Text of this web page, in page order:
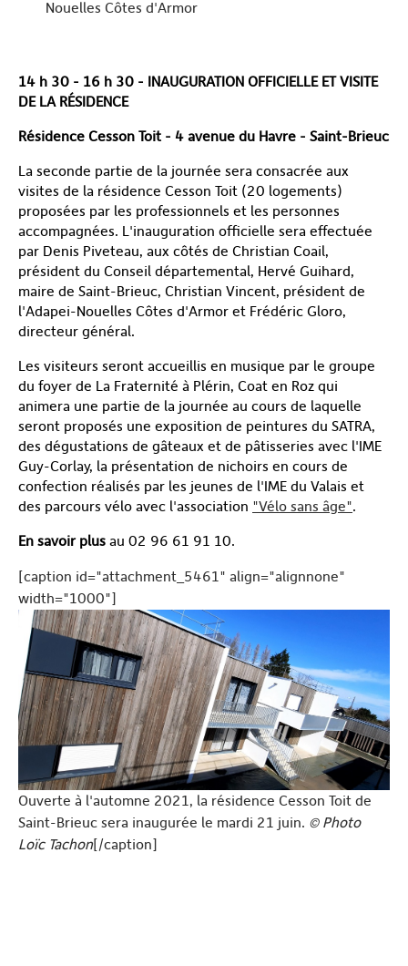
Nouelles Côtes d'Armor
14 h 30 - 16 h 30 - INAUGURATION OFFICIELLE ET VISITE
DE LA RÉSIDENCE
Résidence Cesson Toit - 4 avenue du Havre - Saint-Brieuc
La seconde partie de la journée sera consacrée aux
visites de la résidence Cesson Toit (20 logements)
proposées par les professionnels et les personnes
accompagnées. L'inauguration officielle sera effectuée
par Denis Piveteau, aux côtés de Christian Coail,
président du Conseil départemental, Hervé Guihard,
maire de Saint-Brieuc, Christian Vincent, président de
l'Adapei-Nouelles Côtes d'Armor et Frédéric Gloro,
directeur général.
Les visiteurs seront accueillis en musique par le groupe
du foyer de La Fraternité à Plérin, Coat en Roz qui
animera une partie de la journée au cours de laquelle
seront proposés une exposition de peintures du SATRA,
des dégustations de gâteaux et de pâtisseries avec l'IME
Guy-Corlay, la présentation de nichoirs en cours de
confection réalisés par les jeunes de l'IME du Valais et
des parcours vélo avec l'association "Vélo sans âge".
En savoir plus au 02 96 61 91 10.
[caption id="attachment_5461" align="alignnone"
width="1000"]
Ouverte à l'automne 2021, la résidence Cesson Toit de
Saint-Brieuc sera inaugurée le mardi 21 juin. © Photo
Loïc Tachon[/caption]